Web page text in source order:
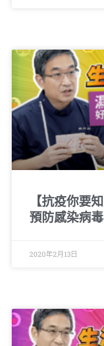
【抗疫你要
預防感染病
2020年2月13日